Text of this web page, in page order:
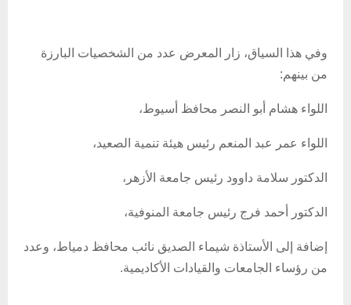
وفي هذا السياق، زار المعرض عدد من الشخصيات البارزة
من بينهم:
اللواء هشام أبو النصر محافظ أسيوط،
اللواء عمر عبد المنعم رئيس هيئة تنمية الصعيد،
الدكتور سلامة داوود رئيس جامعة الأزهر،
الدكتور أحمد فرج رئيس جامعة المنوفية،
إضافة إلى الأستاذة شيماء الصديق نائب محافظ دمياط، وعدد
من رؤساء الجامعات والقيادات الأكاديمية.